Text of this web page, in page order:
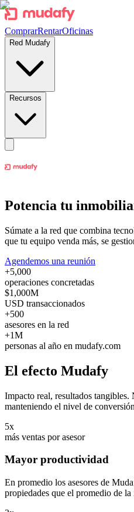
ComprarRentarOficinas
Red Mudafy
Recursos
Potencia tu
Súmate a la red que combina
que tu equipo venda más, se
Agendemos una reunión
+5,000
operaciones concretadas
$1,000M
USD transaccionados
+500
asesores en la red
+1M
personas al año en mudafy.com
El efecto Mudafy
Impacto real, resultados tangibles.
manteniendo el nivel de
5x
más ventas por asesor
Mayor productividad
En promedio los asesores de
propiedades que el promedio de la